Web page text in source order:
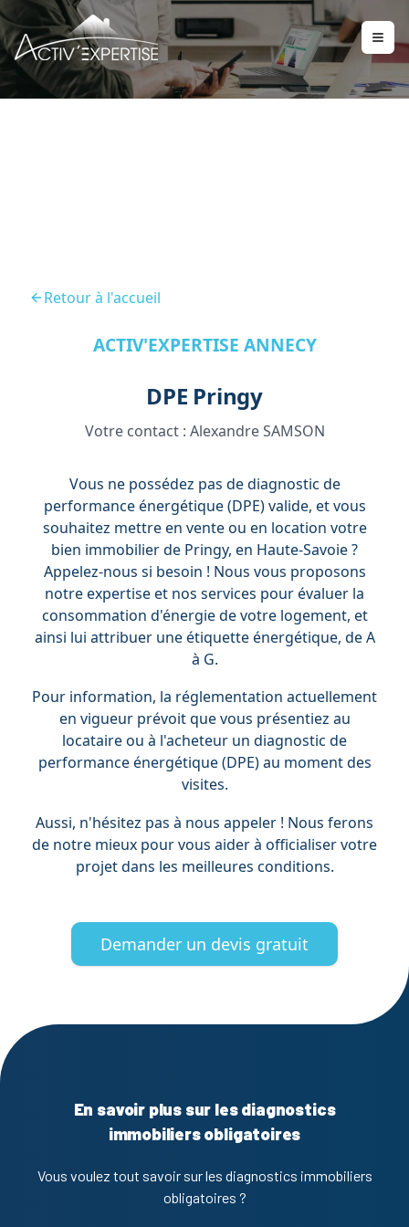
Retour à l'accueil
ACTIV'EXPERTISE ANNECY
DPE Pringy
Votre contact : Alexandre SAMSON
Vous ne possédez pas de diagnostic de
performance énergétique (DPE) valide, et vous
souhaitez mettre en vente ou en location votre
bien immobilier de Pringy, en Haute-Savoie ?
Appelez-nous si besoin ! Nous vous proposons
notre expertise et nos services pour évaluer la
consommation d'énergie de votre logement, et
ainsi lui attribuer une étiquette énergétique, de A
à G.
Pour information, la réglementation actuellement
en vigueur prévoit que vous présentiez au
locataire ou à l'acheteur un diagnostic de
performance énergétique (DPE) au moment des
visites.
Aussi, n'hésitez pas à nous appeler ! Nous ferons
de notre mieux pour vous aider à officialiser votre
projet dans les meilleures conditions.
Demander un devis gratuit
En savoir plus sur les diagnostics
immobiliers obligatoires
Vous voulez tout savoir sur les diagnostics immobiliers
obligatoires ?